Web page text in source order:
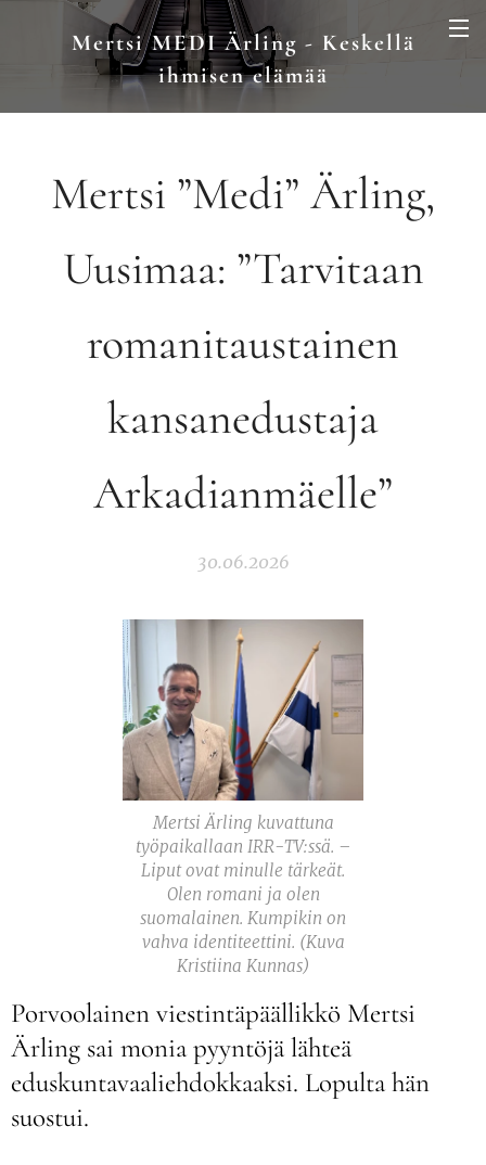
Mertsi MEDI Ärling - Keskellä
ihmisen elämää
Mertsi ”Medi” Ärling,
Uusimaa: ”Tarvitaan
romanitaustainen
kansanedustaja
Arkadianmäelle”
30.06.2026
Mertsi Ärling kuvattuna
työpaikallaan IRR-TV:ssä. –
Liput ovat minulle tärkeät.
Olen romani ja olen
suomalainen. Kumpikin on
vahva identiteettini. (Kuva
Kristiina Kunnas)
Porvoolainen viestintäpäällikkö Mertsi
Ärling sai monia pyyntöjä lähteä
eduskuntavaaliehdokkaaksi. Lopulta hän
suostui.